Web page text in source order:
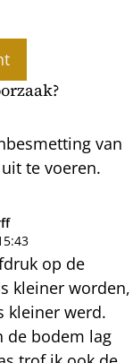
van
te voeren.
op de
kleiner worden,
kleiner werd.
de bodem lag